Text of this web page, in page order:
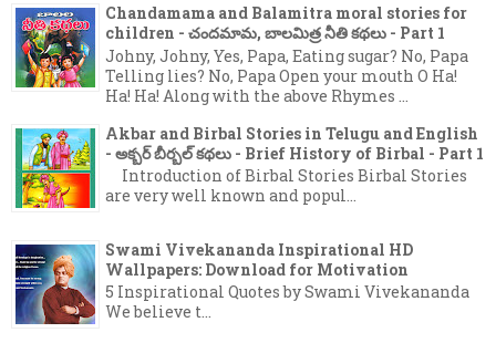
Chandamama and Balamitra moral stories for
children - చందమామ, బాలమిత్ర నీతి కథలు - Part 1
Johny, Johny, Yes, Papa, Eating sugar? No, Papa
Telling lies? No, Papa Open your mouth O Ha!
Ha! Ha! Along with the above Rhymes ...
Akbar and Birbal Stories in Telugu and English
- అక్బర్ బీర్బల్ కథలు - Brief History of Birbal - Part 1
Introduction of Birbal Stories Birbal Stories
are very well known and popul...
Swami Vivekananda Inspirational HD
Wallpapers: Download for Motivation
5 Inspirational Quotes by Swami Vivekananda
We believe t...